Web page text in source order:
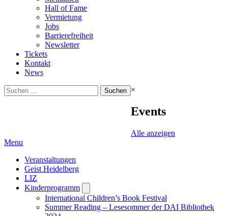
Hall of Fame
Vermietung
Jobs
Barrierefreiheit
Newsletter
Tickets
Kontakt
News
Suchen
nach:
×
Events
Alle anzeigen
Menu
Veranstaltungen
Geist Heidelberg
LIZ
Kinderprogramm
submenu
International Children’s Book Festival
Summer Reading – Lesesommer der DAI Bibliothek